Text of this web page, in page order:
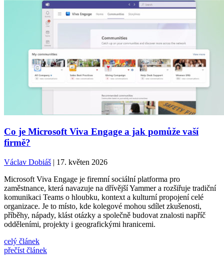
Co je Microsoft Viva Engage a jak pomůže vaší
firmě?
Václav Dobiáš | 17. květen 2026
Microsoft Viva Engage je firemní sociální platforma pro
zaměstnance, která navazuje na dřívější Yammer a rozšiřuje tradiční
komunikaci Teams o hloubku, kontext a kulturní propojení celé
organizace. Je to místo, kde kolegové mohou sdílet zkušenosti,
příběhy, nápady, klást otázky a společně budovat znalosti napříč
odděleními, projekty i geografickými hranicemi.
celý článek
přečíst článek